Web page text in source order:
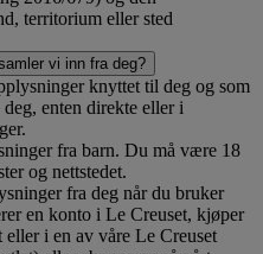
territorium eller sted
vi inn fra deg?
knyttet til deg og som
enten direkte eller i
fra barn. Du må være 18
og nettstedet.
fra deg når du bruker
en konto i Le Creuset, kjøper
eller i en av våre Le Creuset